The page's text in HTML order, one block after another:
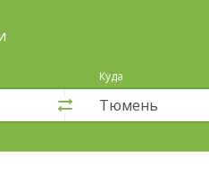
Куда